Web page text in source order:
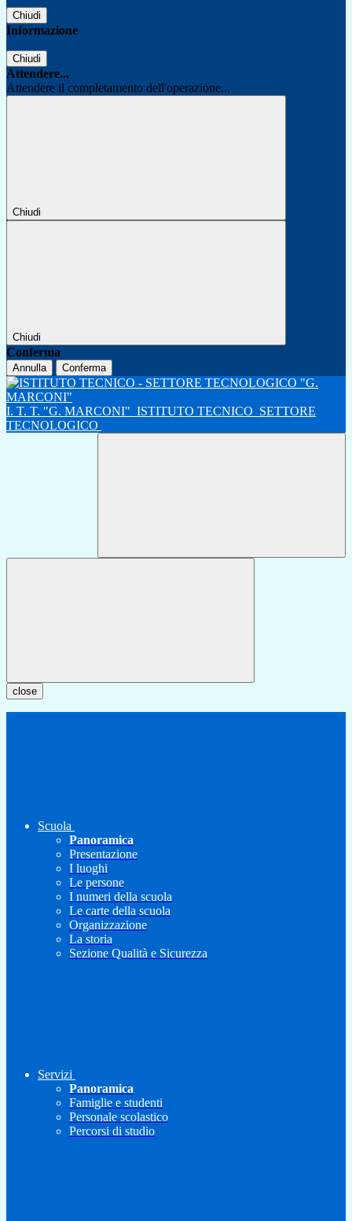
Chiudi
Informazione
Chiudi
Attendere...
Attendere il completamento dell'operazione...
Chiudi
Chiudi
Conferma
Annulla Conferma
I. T. T. "G. MARCONI" ISTITUTO TECNICO SETTORE
TECNOLOGICO
close
Scuola
Panoramica
Presentazione
I luoghi
Le persone
I numeri della scuola
Le carte della scuola
Organizzazione
La storia
Sezione Qualità e Sicurezza
Servizi
Panoramica
Famiglie e studenti
Personale scolastico
Percorsi di studio